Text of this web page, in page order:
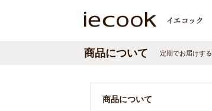
定期でお届けする
商品について
商品について